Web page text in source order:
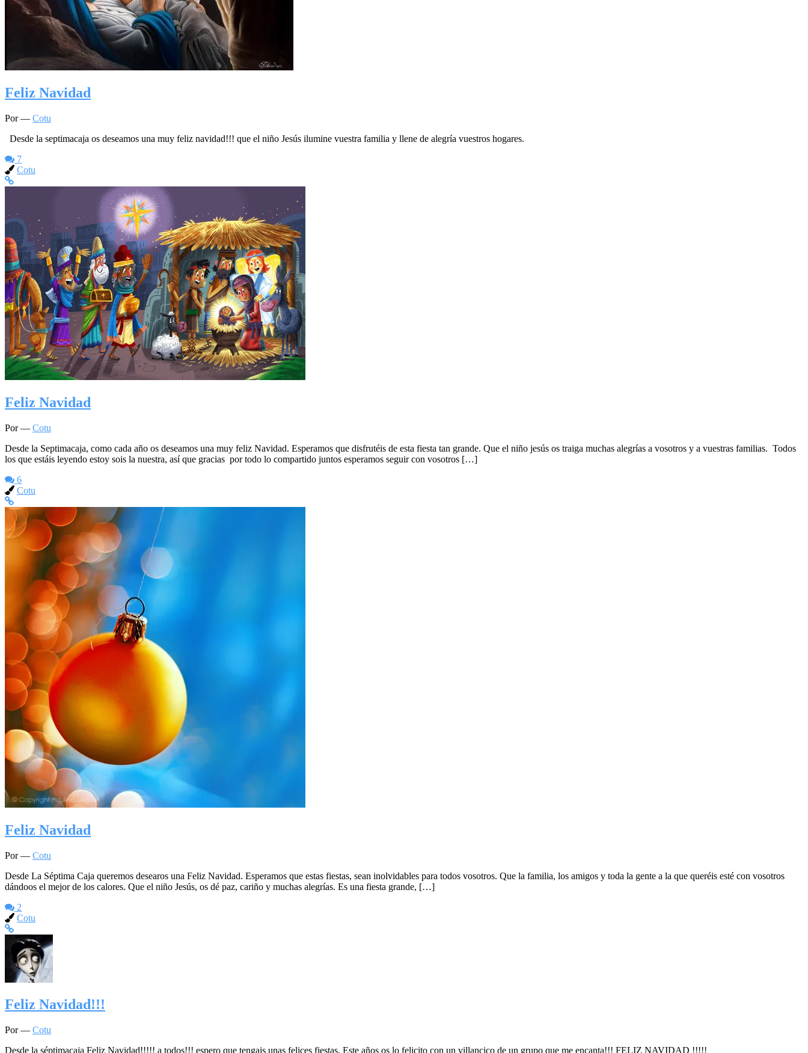
Feliz Navidad
Por — Cotu
Desde la septimacaja os deseamos una muy feliz navidad!!! que el niño Jesús ilumine vuestra familia y llene de alegría vuestros hogares.
7
Cotu
Feliz Navidad
Por — Cotu
Desde la Septimacaja, como cada año os deseamos una muy feliz Navidad. Esperamos que disfrutéis de esta fiesta tan grande. Que el niño jesús os traiga muchas alegrías a vosotros y a vuestras familias. Todos
los que estáis leyendo estoy sois la nuestra, así que gracias por todo lo compartido juntos esperamos seguir con vosotros […]
6
Cotu
Feliz Navidad
Por — Cotu
Desde La Séptima Caja queremos desearos una Feliz Navidad. Esperamos que estas fiestas, sean inolvidables para todos vosotros. Que la familia, los amigos y toda la gente a la que queréis esté con vosotros
dándoos el mejor de los calores. Que el niño Jesús, os dé paz, cariño y muchas alegrías. Es una fiesta grande, […]
2
Cotu
Feliz Navidad!!!
Por — Cotu
Desde la séptimacaja Feliz Navidad!!!!! a todos!!! espero que tengais unas felices fiestas. Este años os lo felicito con un villancico de un grupo que me encanta!!! FELIZ NAVIDAD !!!!!